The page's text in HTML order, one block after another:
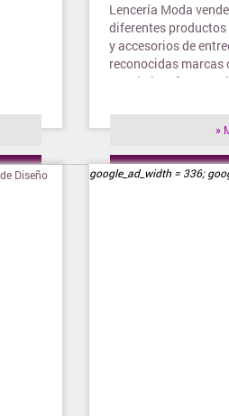
Lencería Moda
diferentes productos
y accesorios de
reconocidas marcas
Natubel, Dufour,
»
»
google_ad_width = 336;